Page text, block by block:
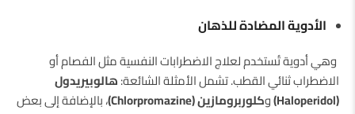
الأدوية المضادة للذهان
وهي أدوية تُستخدم لعلاج الاضطرابات النفسية مثل الفصام أو
الاضطراب ثنائي القطب. تشمل الأمثلة الشائعة:هالوبيريدول
(Haloperidol)
وكلوربرومازين (Chlorpromazine)
، بالإضافة إلى بعض